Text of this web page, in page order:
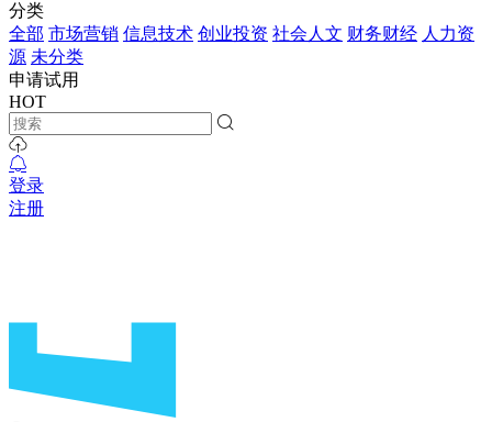
分类
全部 市场营销 信息技术 创业投资 社会人文 财务财经 人力资
源 未分类
申请试用
HOT
登录
注册